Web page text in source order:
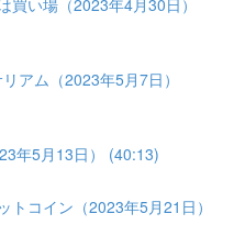
アム（2023年5月7日）
年5月13日） (40:13)
トコイン（2023年5月21日）